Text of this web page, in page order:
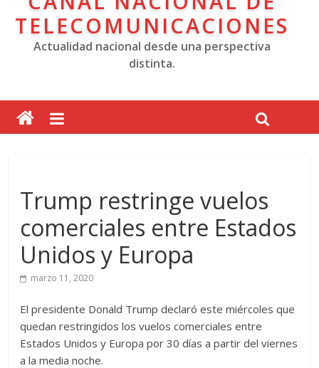
TELECOMUNICACIONES
Actualidad nacional desde una perspectiva
distinta.
Trump restringe vuelos
comerciales entre Estados
Unidos y Europa
marzo 11, 2020
El presidente Donald Trump declaró este miércoles que
quedan restringidos los vuelos comerciales entre
Estados Unidos y Europa por 30 días a partir del viernes
a la media noche.